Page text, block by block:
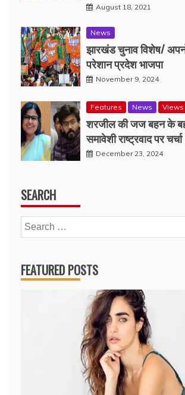
August 18, 2021
News
झारखंड चुनाव विशेष/
परेशान प्रदेश भाजपा
November 9, 2024
Features News Views
शरजील की जज बहन के
समावेशी राष्ट्रवाद पर चर्चा
December 23, 2024
SEARCH
Search
for:
FEATURED POSTS